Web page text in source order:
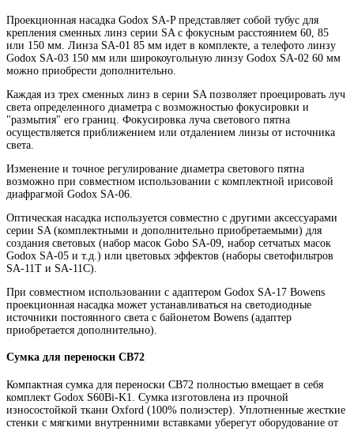
Проекционная насадка Godox SA-P представляет собой тубус для
крепления сменных линз серии SA с фокусным расстоянием 60, 85
или 150 мм. Линза SA-01 85 мм идет в комплекте, а телефото линзу
Godox SA-03 150 мм или широкоугольную линзу Godox SA-02 60 мм
можно приобрести дополнительно.
Каждая из трех сменных линз в серии SA позволяет проецировать луч
света определенного диаметра с возможностью фокусировки и
"размытия" его границ. Фокусировка луча светового пятна
осуществляется приближением или отдалением линзы от источника
света.
Изменение и точное регулирование диаметра светового пятна
возможно при совместном использовании с комплектной ирисовой
диафрагмой Godox SA-06.
Оптическая насадка используется совместно с другими аксессуарами
серии SA (комплектными и дополнительно приобретаемыми) для
создания световых (набор масок Gobo SA-09, набор сетчатых масок
Godox SA-05 и т.д.) или цветовых эффектов (наборы светофильтров
SA-11T и SA-11C).
При совместном использовании с адаптером Godox SA-17 Bowens
проекционная насадка может устанавливаться на светодиодные
источники постоянного света с байонетом Bowens (адаптер
приобретается дополнительно).
Сумка для переноски CB72
Компактная сумка для переноски CB72 полностью вмещает в себя
комплект Godox S60Bi-K1. Сумка изготовлена из прочной
износостойкой ткани Oxford (100% полиэстер). Уплотненные жесткие
стенки с мягкими внутренними вставками уберегут оборудование от